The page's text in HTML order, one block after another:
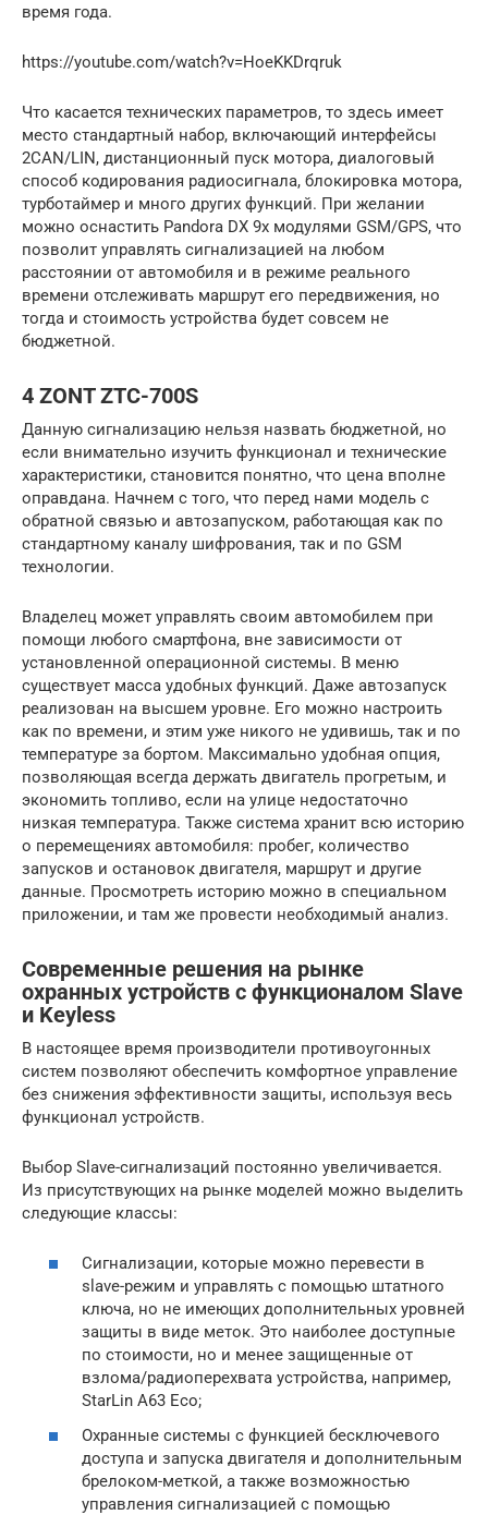
время года.
https://youtube.com/watch?v=HoeKKDrqruk
Что касается технических параметров, то здесь имеет
место стандартный набор, включающий интерфейсы
2CAN/LIN, дистанционный пуск мотора, диалоговый
способ кодирования радиосигнала, блокировка мотора,
турботаймер и много других функций. При желании
можно оснастить Pandora DX 9x модулями GSM/GPS, что
позволит управлять сигнализацией на любом
расстоянии от автомобиля и в режиме реального
времени отслеживать маршрут его передвижения, но
тогда и стоимость устройства будет совсем не
бюджетной.
4 ZONT ZTC-700S
Данную сигнализацию нельзя назвать бюджетной, но
если внимательно изучить функционал и технические
характеристики, становится понятно, что цена вполне
оправдана. Начнем с того, что перед нами модель с
обратной связью и автозапуском, работающая как по
стандартному каналу шифрования, так и по GSM
технологии.
Владелец может управлять своим автомобилем при
помощи любого смартфона, вне зависимости от
установленной операционной системы. В меню
существует масса удобных функций. Даже автозапуск
реализован на высшем уровне. Его можно настроить
как по времени, и этим уже никого не удивишь, так и по
температуре за бортом. Максимально удобная опция,
позволяющая всегда держать двигатель прогретым, и
экономить топливо, если на улице недостаточно
низкая температура. Также система хранит всю историю
о перемещениях автомобиля: пробег, количество
запусков и остановок двигателя, маршрут и другие
данные. Просмотреть историю можно в специальном
приложении, и там же провести необходимый анализ.
Современные решения на рынке
охранных устройств с функционалом Slave
и Keyless
В настоящее время производители противоугонных
систем позволяют обеспечить комфортное управление
без снижения эффективности защиты, используя весь
функционал устройств.
Выбор Slave-сигнализаций постоянно увеличивается.
Из присутствующих на рынке моделей можно выделить
следующие классы:
Сигнализации, которые можно перевести в
slave-режим и управлять с помощью штатного
ключа, но не имеющих дополнительных уровней
защиты в виде меток. Это наиболее доступные
по стоимости, но и менее защищенные от
взлома/радиоперехвата устройства, например,
StarLin A63 Eco;
Охранные системы с функцией бесключевого
доступа и запуска двигателя и дополнительным
брелоком-меткой, а также возможностью
управления сигнализацией с помощью